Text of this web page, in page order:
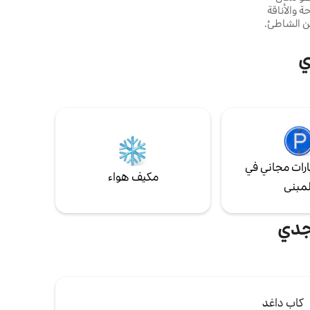
والأناقة
الشاطئ.
مع
من
مجاني في
مكيف هواء
كاب داغد